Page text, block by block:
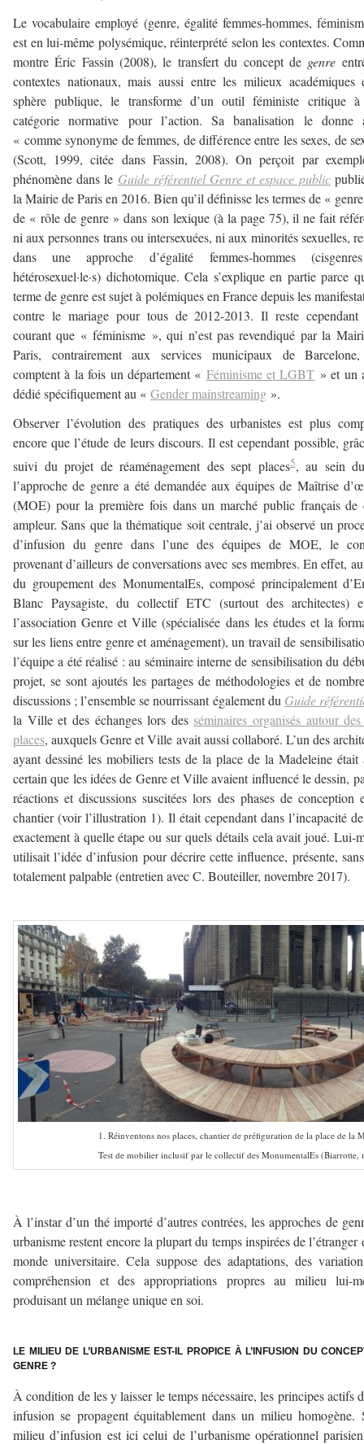
Le vocabulaire employé (genre, égalité femmes-hommes,
est en lui-même polysémique, réinterprété selon les contextes.
montre Éric Fassin (2008), le transfert du concept de genre
contextes nationaux, mais aussi entre les milieux académiques
sphère publique, le transforme d’un outil féministe critique
catégorie normative pour l’action. Sa banalisation le donne
« comme synonyme de femmes, de différence entre les sexes, de
(Scott, 1999, citée dans Fassin, 2008). On perçoit par
phénomène dans le Guide référentiel Genre et espace public
la Mairie de Paris en 2016. Bien qu’il définisse les termes de «
de « rôle de genre » dans son lexique (à la page 75), il ne fait
ni aux personnes trans ou intersexuées, ni aux minorités sexuelles,
dans une approche d’égalité femmes-hommes
hétérosexuel·le·s) dichotomique. Cela s’explique en partie parce
terme de genre est sujet à polémiques en France depuis les
contre le mariage pour tous de 2012-2013. Il reste cependant
courant que « féminisme », qui n’est pas revendiqué par la
Paris, contrairement aux services municipaux de
comptent à la fois un département « Féminisme et LGBT » et un
dédié spécifiquement au « Gender mainstreaming ».
Observer l’évolution des pratiques des urbanistes est plus
encore que l’étude de leurs discours. Il est cependant possible,
suivi du projet de réaménagement des sept places5, au sein
l’approche de genre a été demandée aux équipes de Maîtrise
(MOE) pour la première fois dans un marché public français de
ampleur. Sans que la thématique soit centrale, j’ai observé un
d’infusion du genre dans l’une des équipes de MOE, le
provenant d’ailleurs de conversations avec ses membres. En effet,
du groupement des MonumentalEs, composé principalement
Blanc Paysagiste, du collectif ETC (surtout des architectes)
l’association Genre et Ville (spécialisée dans les études et la
sur les liens entre genre et aménagement), un travail de
l’équipe a été réalisé : au séminaire interne de sensibilisation du
projet, se sont ajoutés les partages de méthodologies et de
discussions ; l’ensemble se nourrissant également du Guide
la Ville et des échanges lors des séminaires organisés autour
places, auxquels Genre et Ville avait aussi collaboré. L’un des
ayant dessiné les mobiliers tests de la place de la Madeleine était
certain que les idées de Genre et Ville avaient influencé le dessin,
réactions et discussions suscitées lors des phases de conception
chantier (voir l’illustration 1). Il était cependant dans l’incapacité
exactement à quelle étape ou sur quels détails cela avait joué. Lui-
utilisait l’idée d’infusion pour décrire cette influence, présente,
totalement palpable (entretien avec C. Bouteiller, novembre 2017).
1. Réinventons nos places, chantier de préfiguration de la place de la
Test de mobilier inclusif par le collectif des MonumentalEs (Biarrotte,
À l’instar d’un thé importé d’autres contrées, les approches de
urbanisme restent encore la plupart du temps inspirées de l’étranger
monde universitaire. Cela suppose des adaptations, des
compréhension et des appropriations propres au milieu lui-
produisant un mélange unique en soi.
LE MILIEU DE L’URBANISME EST-IL PROPICE À L’INFUSION DU
GENRE ?
À condition de les y laisser le temps nécessaire, les principes actifs
infusion se propagent équitablement dans un milieu homogène.
milieu d’infusion est ici celui de l’urbanisme opérationnel